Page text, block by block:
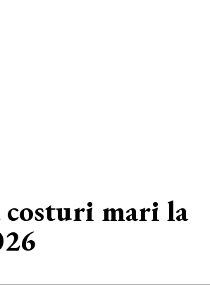
costuri mari la